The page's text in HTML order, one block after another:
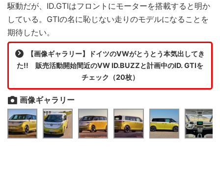
駆動だが、ID.GTIはフロントにモーターを搭載すると明か
している。GTIの名に恥じない走りのモデルになることを
期待したい。
【画像ギャラリー】ドイツのVWがとうとう本気出してき
た!! 販売活動開始間近のVW ID.BUZZと計画中のID. GTIを
チェック（20枚）
画像ギャラリー